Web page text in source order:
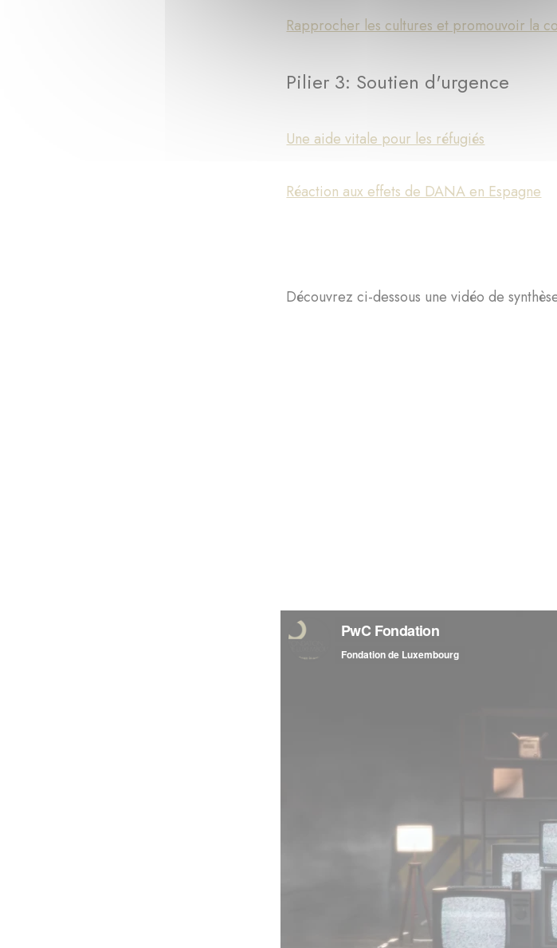
Rapprocher les cultures et promouvoir la
Pilier 3: Soutien d'urgence
Une aide vitale pour les réfugiés
Réaction aux effets de DANA en Espagne
Découvrez ci-dessous une vidéo de